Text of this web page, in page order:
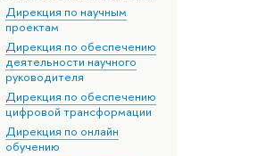
Дирекция по научным
проектам
Дирекция по обеспечению
деятельности научного
руководителя
Дирекция по обеспечению
цифровой трансформации
Дирекция по онлайн
обучению